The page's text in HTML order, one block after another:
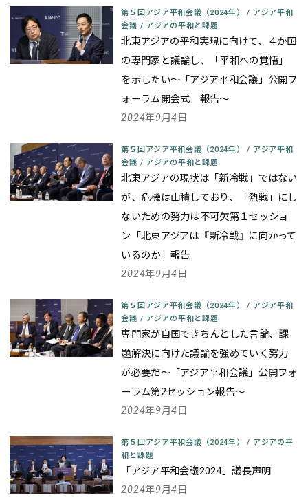
第５回アジア平和会議（2024年）/ アジア平和
会議 / アジアの平和と課題
北東アジアの平和実現に向けて、４か国
の専門家と議論し、「平和への覚悟」
を示したい～「アジア平和会議」公開フ
ォーラム開会式 報告～
2024年9月4日
第５回アジア平和会議（2024年）/ アジア平和
会議 / アジアの平和と課題
北東アジアの現状は「新冷戦」ではない
が、危機は山積しており、「熱戦」にし
ないための努力は不可欠第１セッショ
ン「北東アジアは『新冷戦』に向かって
いるのか」報告
2024年9月4日
第５回アジア平和会議（2024年）/ アジア平和
会議 / アジアの平和と課題
専門家が自国できちんとした言論、課
題解決に向けた議論を強めていく努力
が必要だ～「アジア平和会議」公開フォ
ーラム第2セッション報告～
2024年9月4日
第５回アジア平和会議（2024年）/ アジアの平
和と課題
「アジア平和会議2024」議長声明
2024年9月4日